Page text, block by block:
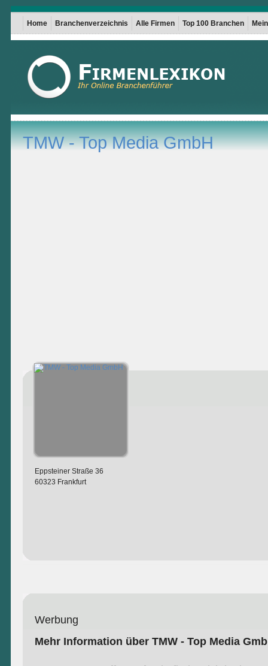
Home Branchenverzeichnis Alle Firmen Top 100 Branchen
TMW - Top Media GmbH
Eppsteiner Straße 36
60323 Frankfurt
Werbung
Mehr Information über TMW - Top Media